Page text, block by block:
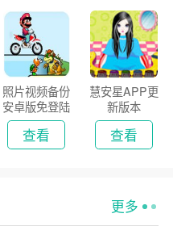
照片视频备份
安卓版免登陆
版
查看
慧安星APP更
新版本
查看
更多